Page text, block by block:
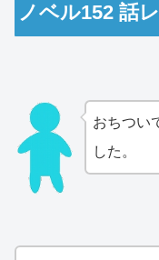
ノベル152 話
おちつい
した。